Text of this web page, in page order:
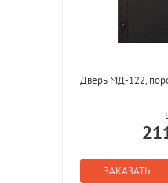
Дверь МД-122,
ЗАКАЗАТЬ